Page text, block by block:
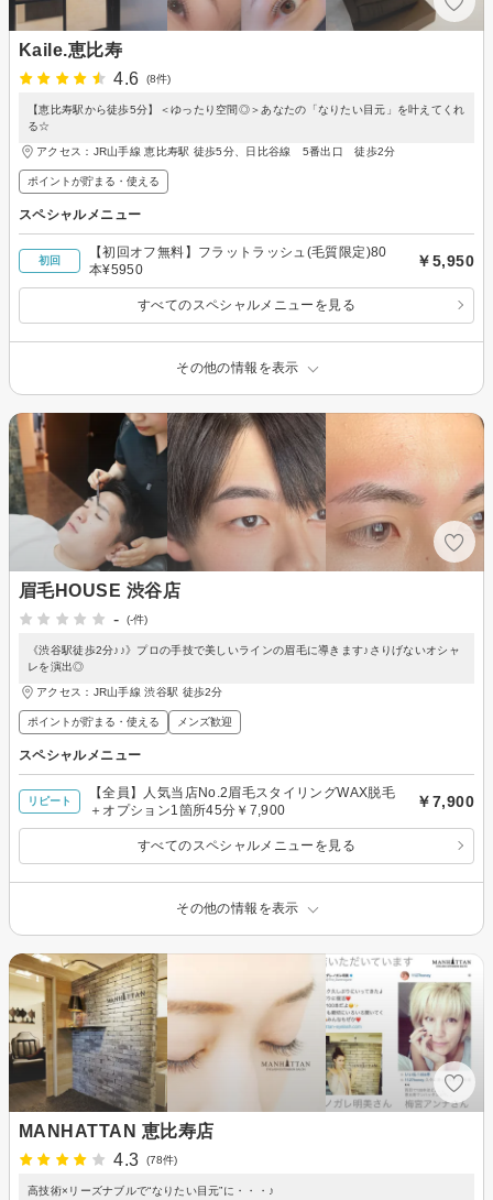
Kaile.恵比寿
4.6
(8件)
【恵比寿駅から徒歩5分】＜ゆったり空間◎＞あなたの「なりたい目元」を叶えてくれ
る☆
アクセス：JR山手線 恵比寿駅 徒歩5分、日比谷線 5番出口 徒歩2分
ポイントが貯まる・使える
スペシャルメニュー
初回
【初回オフ無料】フラットラッシュ(毛質限定)80
本¥5950
￥5,950
すべてのスペシャルメニューを見る
その他の情報を表示
眉毛HOUSE 渋谷店
-
(-件)
《渋谷駅徒歩2分♪♪》プロの手技で美しいラインの眉毛に導きます♪さりげないオシャ
レを演出◎
アクセス：JR山手線 渋谷駅 徒歩2分
ポイントが貯まる・使える メンズ歓迎
スペシャルメニュー
リピート
【全員】人気当店No.2眉毛スタイリングWAX脱毛
＋オプション1箇所45分￥7,900
￥7,900
すべてのスペシャルメニューを見る
その他の情報を表示
MANHATTAN 恵比寿店
4.3
(78件)
高技術×リーズナブルで“なりたい目元”に・・・♪